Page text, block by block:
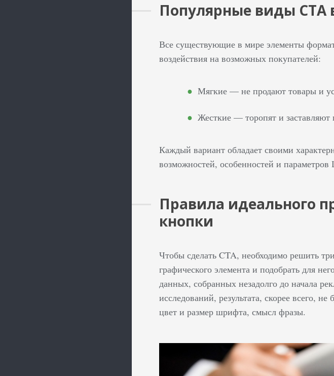
Популярные виды СТА
Все существующие в мире элементы
воздействия на возможных покупателей:
Мягкие — не продают товары и
Жесткие — торопят и
Каждый вариант обладает своими
возможностей, особенностей и
Правила идеального
кнопки
Чтобы сделать CTA, необходимо решить
графического элемента и подобрать для
данных, собранных незадолго до начала
исследований, результата, скорее всего,
цвет и размер шрифта, смысл фразы.